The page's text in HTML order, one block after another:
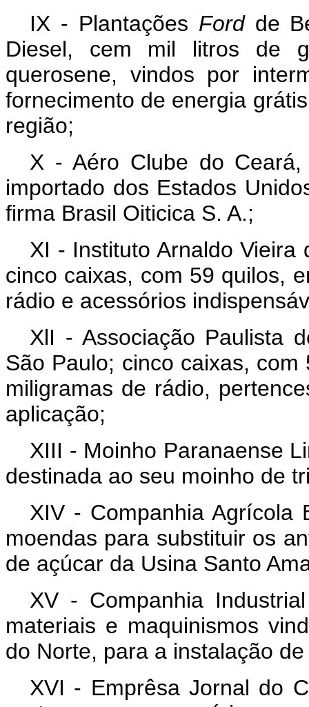
IX - Plantações Fordde
Diesel, cem mil litros de
querosene, vindos por
fornecimento de energia
região;
X - Aéro Clube do
importado dos Estados
firma Brasil Oiticica S. A.;
XI - Instituto Arnaldo Vieira
cinco caixas, com 59 quilos,
rádio e acessórios
XlI - Associação Paulista
São Paulo; cinco caixas,
miligramas de rádio,
aplicação;
XIII - Moinho Paranaense
destinada ao seu moinho de
XIV - Companhia Agrícola
moendas para substituir os
de açúcar da Usina Santo
XV - Companhia
materiais e maquinismos
do Norte, para a instalação
XVI - Emprêsa Jornal do